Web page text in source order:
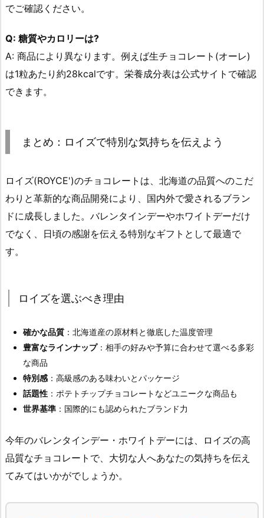
でご確認ください。
Q: 糖質やカロリーは?
A: 商品により異なります。例えば生チョコレート(オーレ)
は1粒あたり約28kcalです。栄養成分表は公式サイトで確認
できます。
まとめ：ロイズで特別な気持ちを伝えよう
ロイズ(ROYCE')のチョコレートは、北海道の品質へのこだ
わりと革新的な商品開発により、国内外で愛されるブラン
ドに成長しました。バレンタインデーやホワイトデーだけ
でなく、日頃の感謝を伝える特別なギフトとして最適で
す。
ロイズを選ぶべき理由
確かな品質 ：北海道産の原材料と徹底した温度管理
豊富なラインナップ：相手の好みや予算に合わせて選べる多彩
な商品
特別感 ：高級感のある味わいとパッケージ
話題性 ：ポテトチップチョコレートなどユニークな商品も
世界基準 ：国際的にも認められたブランド力
今年のバレンタインデー・ホワイトデーには、ロイズの高
品質なチョコレートで、大切な人へあなたの気持ちを伝え
てみてはいかがでしょうか。